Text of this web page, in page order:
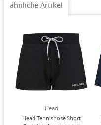
ähnliche Artikel
Head
Head Tennishose Short